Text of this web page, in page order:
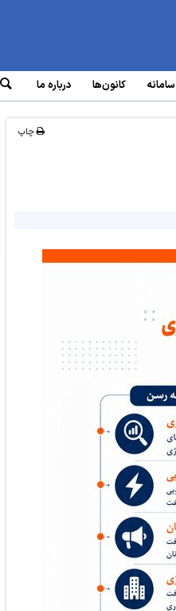
سامانه‌ کانون‌ها درباره ما
چاپ